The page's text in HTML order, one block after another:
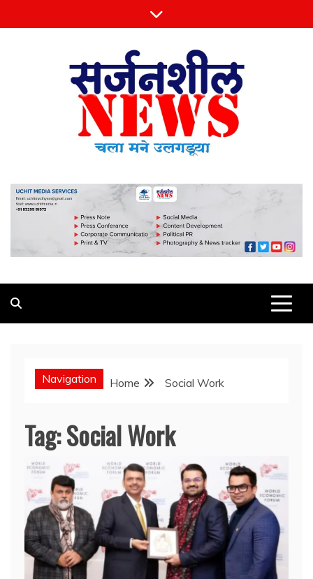
to
Navigation Home Social Work
Tag:Social Work